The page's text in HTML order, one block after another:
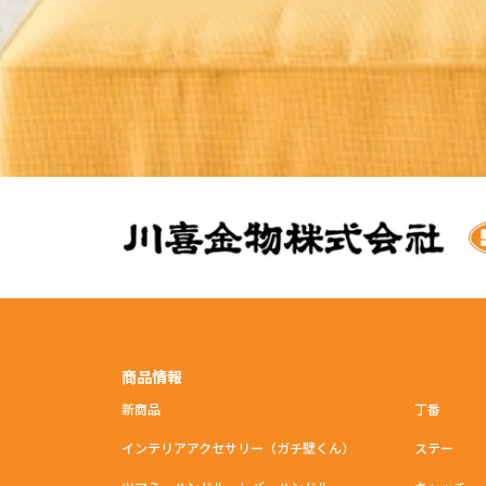
商品情報
新商品
インテリアアクセサリー（ガチ壁くん）
丁番
ステー